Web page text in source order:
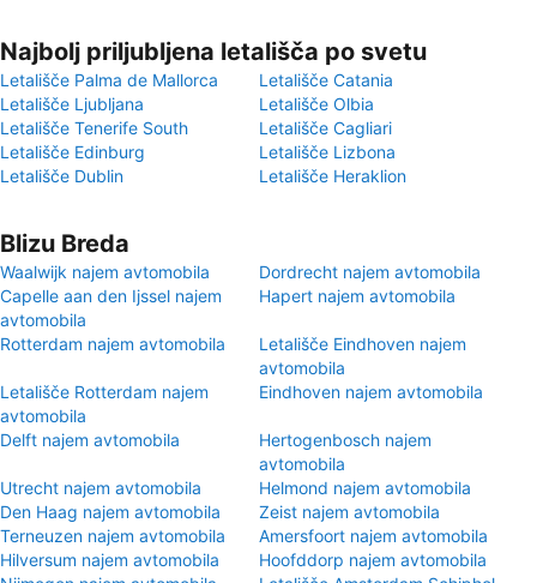
Najbolj priljubljena letališča po svetu
Letališče Palma de Mallorca
Letališče Catania
Letališče Ljubljana
Letališče Olbia
Letališče Tenerife South
Letališče Cagliari
Letališče Edinburg
Letališče Lizbona
Letališče Dublin
Letališče Heraklion
Blizu Breda
Waalwijk najem avtomobila
Dordrecht najem avtomobila
Capelle aan den Ijssel najem
avtomobila
Hapert najem avtomobila
Rotterdam najem avtomobila
Letališče Eindhoven najem
avtomobila
Letališče Rotterdam najem
avtomobila
Eindhoven najem avtomobila
Delft najem avtomobila
Hertogenbosch najem
avtomobila
Utrecht najem avtomobila
Helmond najem avtomobila
Den Haag najem avtomobila
Zeist najem avtomobila
Terneuzen najem avtomobila
Amersfoort najem avtomobila
Hilversum najem avtomobila
Hoofddorp najem avtomobila